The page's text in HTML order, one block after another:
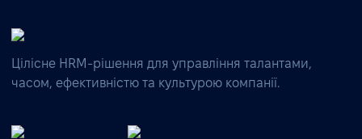
Цілісне HRM-рішення для управління талантами,
часом, ефективністю та культурою компанії.